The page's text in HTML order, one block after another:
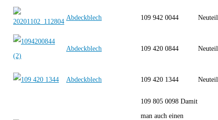
Abdeckblech 109 942 0044
Abdeckblech 109 420 0844
Abdeckblech 109 420 1344
109 805 0098 Damit
man auch einen